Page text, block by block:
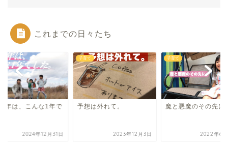
これまでの日々たち
年は、こんな1年で
2024年12月31日
子育て
予想は外れて。
2023年12月3日
子育て
魔と悪魔のその先に
2022年6